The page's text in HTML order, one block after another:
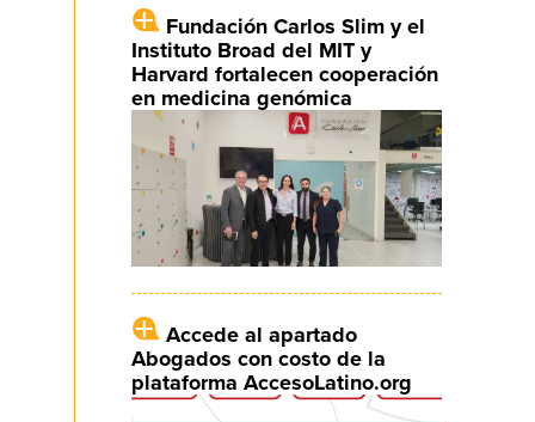
Fundación Carlos Slim y el
Instituto Broad del MIT y
Harvard fortalecen cooperación
en medicina genómica
Accede al apartado
Abogados con costo de la
plataforma AccesoLatino.org